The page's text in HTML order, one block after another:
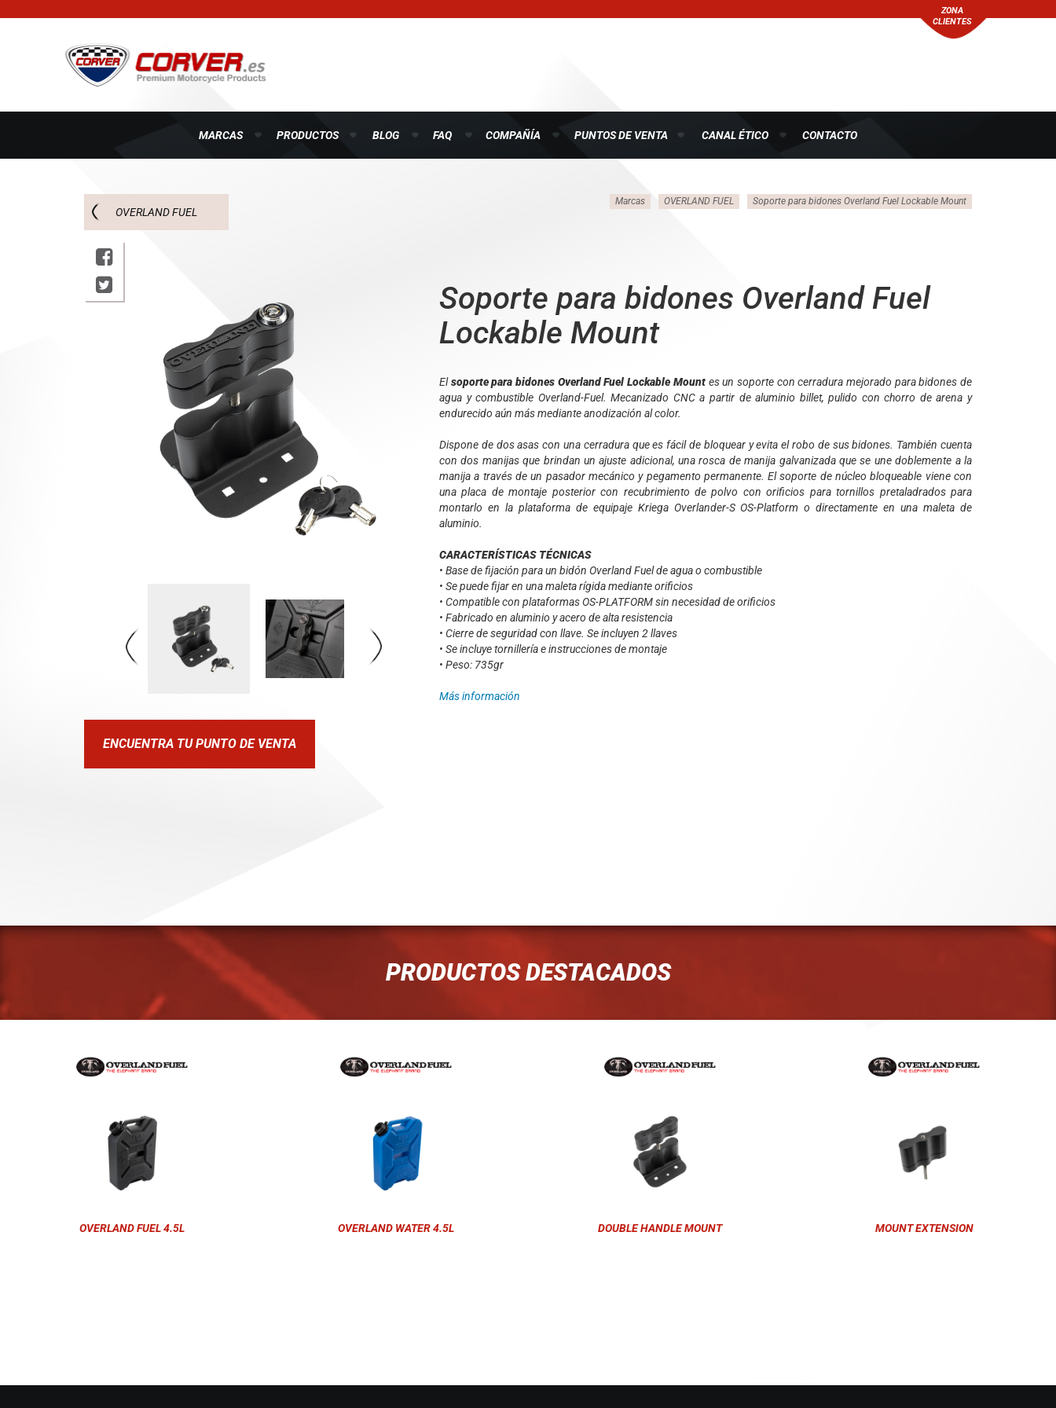
ZONA
CLIENTES
MARCAS PRODUCTOS BLOG FAQ COMPAÑÍA PUNTOS DE VENTA CANAL ÉTICO CONTACTO
OVERLAND FUEL
Marcas OVERLAND FUEL Soporte para bidones Overland Fuel Lockable Mount
ENCUENTRA TU PUNTO DE VENTA
Soporte para bidones Overland Fuel
Lockable Mount
Elsoporte para bidones Overland Fuel Lockable Mountes un soporte con cerradura mejorado para bidones de
agua y combustible Overland-Fuel. Mecanizado CNC a partir de aluminio billet, pulido con chorro de arena y
endurecido aún más mediante anodización al color.
Dispone de dos asas con una cerradura que es fácil de bloquear y evita el robo de sus bidones. También cuenta
con dos manijas que brindan un ajuste adicional, una rosca de manija galvanizada que se une doblemente a la
manija a través de un pasador mecánico y pegamento permanente. El soporte de núcleo bloqueable viene con
una placa de montaje posterior con recubrimiento de polvo con orificios para tornillos pretaladrados para
montarlo en la plataforma de equipaje Kriega Overlander-S OS-Platform o directamente en una maleta de
aluminio.
CARACTERÍSTICAS TÉCNICAS
• Base de fijación para un bidón Overland Fuel de agua o combustible
• Se puede fijar en una maleta rígida mediante orificios
• Compatible con plataformas OS-PLATFORM sin necesidad de orificios
• Fabricado en aluminio y acero de alta resistencia
• Cierre de seguridad con llave. Se incluyen 2 llaves
• Se incluye tornillería e instrucciones de montaje
• Peso: 735gr
Más información
PRODUCTOS DESTACADOS
OVERLAND FUEL 4.5L OVERLAND WATER 4.5L DOUBLE HANDLE MOUNT MOUNT EXTENSION